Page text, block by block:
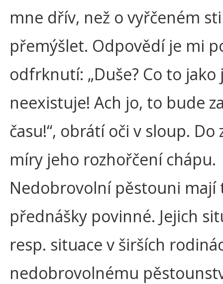
mne dřív, než o vyřčeném
přemýšlet. Odpovědí je mi
odfrknutí: „Duše? Co to jako
neexistuje! Ach jo, to bude
času!“, obrátí oči v sloup. Do
míry jeho rozhořčení chápu.
Nedobrovolní pěstouni mají
přednášky povinné. Jejich
resp. situace v širších
nedobrovolnému